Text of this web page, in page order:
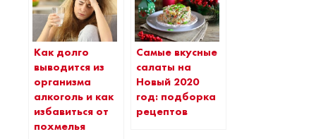
Как долго
выводится из
организма
алкоголь и как
избавиться от
похмелья
Самые вкусные
салаты на
Новый 2020
год: подборка
рецептов